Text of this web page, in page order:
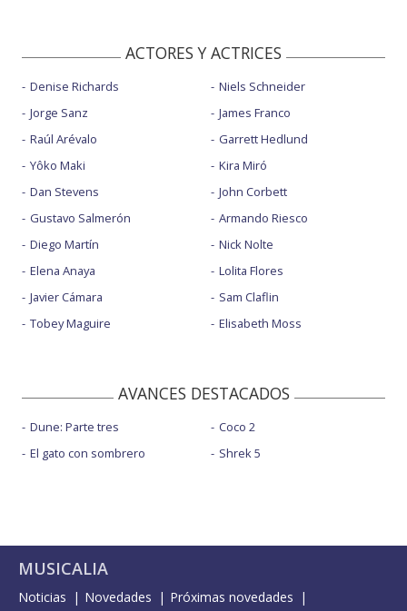
ACTORES Y ACTRICES
Denise Richards
Jorge Sanz
Raúl Arévalo
Yôko Maki
Dan Stevens
Gustavo Salmerón
Diego Martín
Elena Anaya
Javier Cámara
Tobey Maguire
Niels Schneider
James Franco
Garrett Hedlund
Kira Miró
John Corbett
Armando Riesco
Nick Nolte
Lolita Flores
Sam Claflin
Elisabeth Moss
AVANCES DESTACADOS
Dune: Parte tres
El gato con sombrero
Coco 2
Shrek 5
MUSICALIA
Noticias Novedades
Próximas novedades